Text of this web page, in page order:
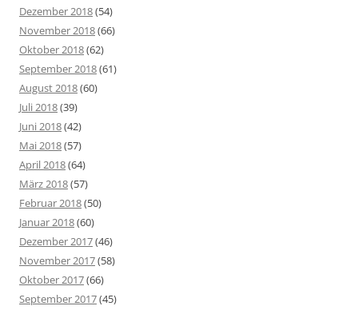
Dezember 2018(54)
November 2018(66)
Oktober 2018(62)
September 2018(61)
August 2018(60)
Juli 2018(39)
Juni 2018(42)
Mai 2018(57)
April 2018(64)
März 2018(57)
Februar 2018(50)
Januar 2018(60)
Dezember 2017(46)
November 2017(58)
Oktober 2017(66)
September 2017(45)